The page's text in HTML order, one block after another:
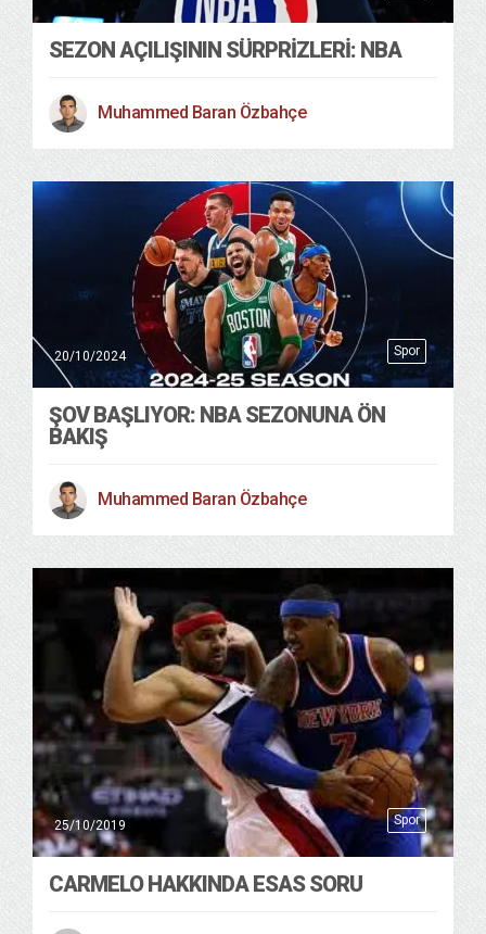
SEZON AÇILIŞININ SÜRPRİZLERİ: NBA
Muhammed Baran Özbahçe
Spor
20/10/2024
ŞOV BAŞLIYOR: NBA SEZONUNA ÖN
BAKIŞ
Muhammed Baran Özbahçe
Spor
25/10/2019
CARMELO HAKKINDA ESAS SORU